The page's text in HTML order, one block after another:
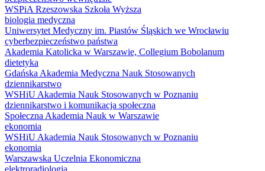
WSPiA Rzeszowska Szkoła Wyższa
biologia medyczna
Uniwersytet Medyczny im. Piastów Śląskich we Wrocławiu
cyberbezpieczeństwo państwa
Akademia Katolicka w Warszawie, Collegium Bobolanum
dietetyka
Gdańska Akademia Medyczna Nauk Stosowanych
dziennikarstwo
WSHiU Akademia Nauk Stosowanych w Poznaniu
dziennikarstwo i komunikacja społeczna
Społeczna Akademia Nauk w Warszawie
ekonomia
WSHiU Akademia Nauk Stosowanych w Poznaniu
ekonomia
Warszawska Uczelnia Ekonomiczna
elektroradiologia